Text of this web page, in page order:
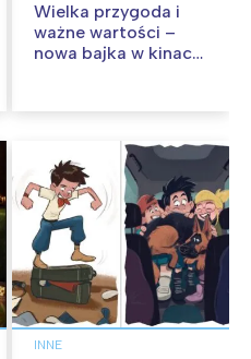
Wielka przygoda i
ważne wartości –
nowa bajka w kinach
INNE